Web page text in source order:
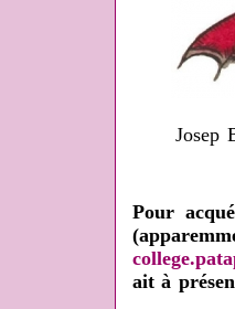
Josep
Pour
ait à